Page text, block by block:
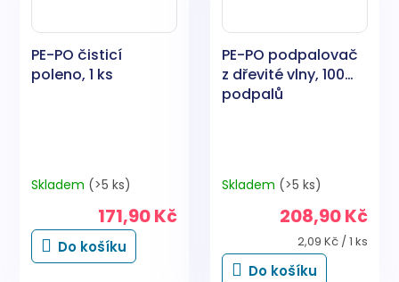
PE-PO čisticí
poleno, 1 ks
Skladem (>5 ks)
171,90 Kč
Do košíku
PE-PO podpalovač
z dřevité vlny, 100
podpalů
Skladem (>5 ks)
208,90 Kč
Měrná
cena:
2,09 Kč / 1 ks
Do košíku